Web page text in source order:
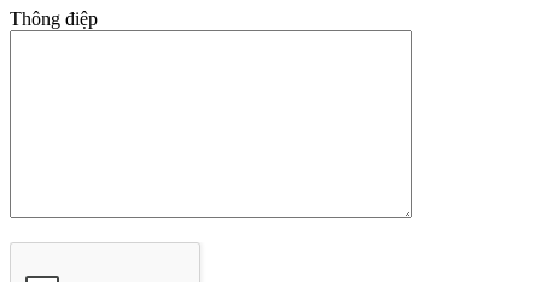
Thông điệp